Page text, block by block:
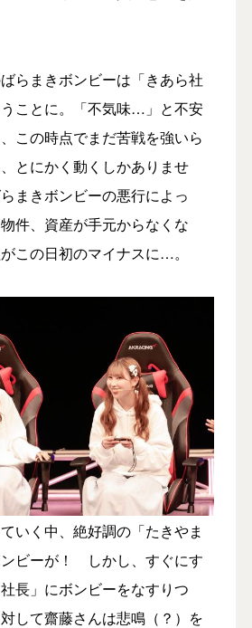
らまきボンビーは「きあら社
ことに。「不気味…」と不安
この時点でまだ苦戦を強いら
とにかく動くしかありませ
まきボンビーの悪行によっ
件、資産が手元からなくな
この日初のマイナスに…。
いく中、絶好調の「たきやま
ビーが！ しかし、すぐにす
長」にボンビーをなすりつ
して齋藤さんは悲鳴（？）を